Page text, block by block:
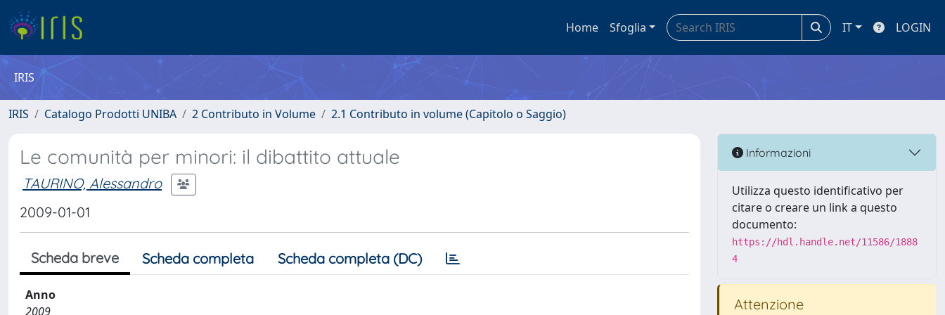
Home Sfoglia IT LOGIN
IRIS
IRIS Catalogo Prodotti UNIBA 2 Contributo in Volume 2.1 Contributo in volume (Capitolo o Saggio)
Le comunità per minori: il dibattito attuale
TAURINO, Alessandro
2009-01-01
Scheda breve Scheda completa Scheda completa (DC)
Anno
2009
Informazioni
Utilizza questo identificativo per
citare o creare un link a questo
documento:
https://hdl.handle.net/11586/1888
4
Attenzione